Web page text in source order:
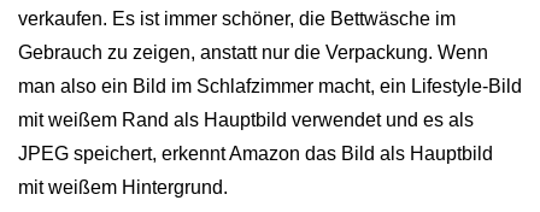
verkaufen. Es ist immer schöner, die Bettwäsche im
Gebrauch zu zeigen, anstatt nur die Verpackung. Wenn
man also ein Bild im Schlafzimmer macht, ein Lifestyle-Bild
mit weißem Rand als Hauptbild verwendet und es als
JPEG speichert, erkennt Amazon das Bild als Hauptbild
mit weißem Hintergrund.